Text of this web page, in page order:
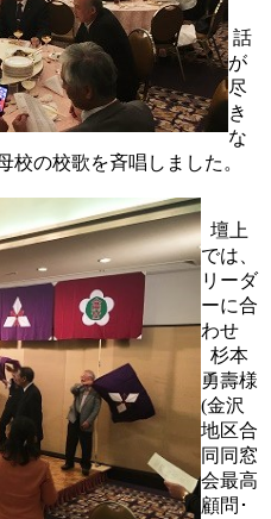
話
が
尽
き
な
校の校歌を斉唱しました。
壇上
では、
リーダ
ーに合
わせ
杉本
勇壽様
(金沢
地区合
同同窓
会最高
顧問･